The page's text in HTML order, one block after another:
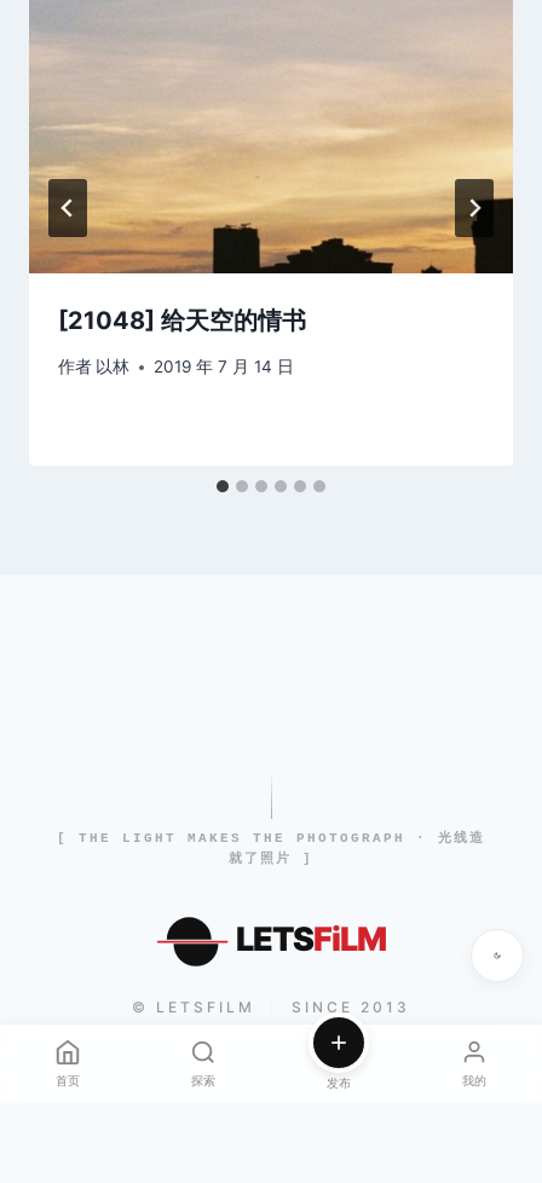
[21048] 给天空的情书
作者 以林 2019 年 7 月 14 日
[ THE LIGHT MAKES THE PHOTOGRAPH · 光线造
就了照片 ]
LETSFiLM
© LETSFILM SINCE 2013
首页 探索 发布 我的